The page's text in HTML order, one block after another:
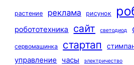
растение реклама рисунок
робототехника сайт светодиод
сервомашинка стартап
управление часы электричество